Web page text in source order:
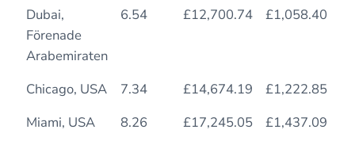
Dubai,
Förenade
Arabemiraten
6.54 £12,700.74 £1,058.40
Chicago, USA 7.34 £14,674.19 £1,222.85
Miami, USA
8.26 £17,245.05 £1,437.09